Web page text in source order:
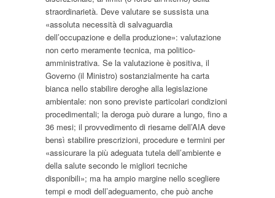
straordinarietà. Deve valutare se sussista una
«assoluta necessità di salvaguardia
dell’occupazione e della produzione»: valutazione
non certo meramente tecnica, ma politico-
amministrativa. Se la valutazione è positiva, il
Governo (il Ministro) sostanzialmente ha carta
bianca nello stabilire deroghe alla legislazione
ambientale: non sono previste particolari condizioni
procedimentali; la deroga può durare a lungo, fino a
36 mesi; il provvedimento di riesame dell’AIA deve
bensì stabilire prescrizioni, procedure e termini per
«assicurare la più adeguata tutela dell’ambiente e
della salute secondo le migliori tecniche
disponibili»; ma ha ampio margine nello scegliere
tempi e modi dell’adeguamento, che può anche